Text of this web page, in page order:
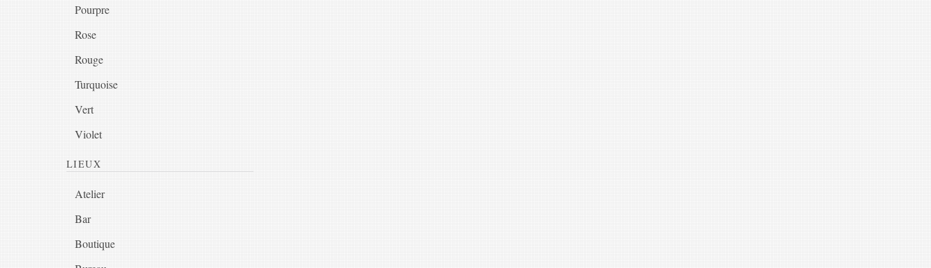
Pourpre
Rose
Rouge
Turquoise
Vert
Violet
LIEUX
Atelier
Bar
Boutique